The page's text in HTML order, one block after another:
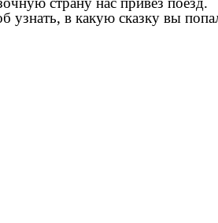
узнать, в какую сказку вы